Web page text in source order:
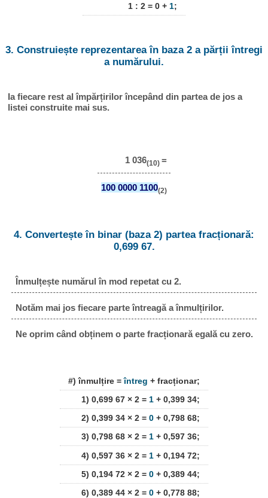
1 : 2 = 0 + 1;
3. Construiește reprezentarea în baza 2 a părții întregi
a numărului.
Ia fiecare rest al împărțirilor începând din partea de jos a
listei construite mai sus.
1 036(10) =
100 0000 1100(2)
4. Convertește în binar (baza 2) partea fracționară:
0,699 67.
Înmulțește numărul în mod repetat cu 2.
Notăm mai jos fiecare parte întreagă a înmulțirilor.
Ne oprim când obținem o parte fracționară egală cu zero.
#) înmulțire =întreg + fracționar;
1) 0,699 67 × 2 = 1 + 0,399 34;
2) 0,399 34 × 2 = 0 + 0,798 68;
3) 0,798 68 × 2 = 1 + 0,597 36;
4) 0,597 36 × 2 = 1 + 0,194 72;
5) 0,194 72 × 2 = 0 + 0,389 44;
6) 0,389 44 × 2 = 0 + 0,778 88;